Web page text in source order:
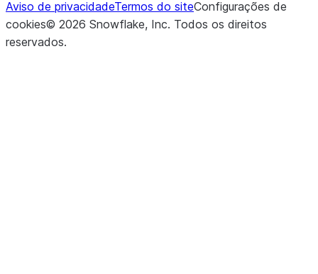
Aviso de privacidadeTermos do siteConfigurações de
cookies© 2026 Snowflake, Inc. Todos os direitos
reservados.